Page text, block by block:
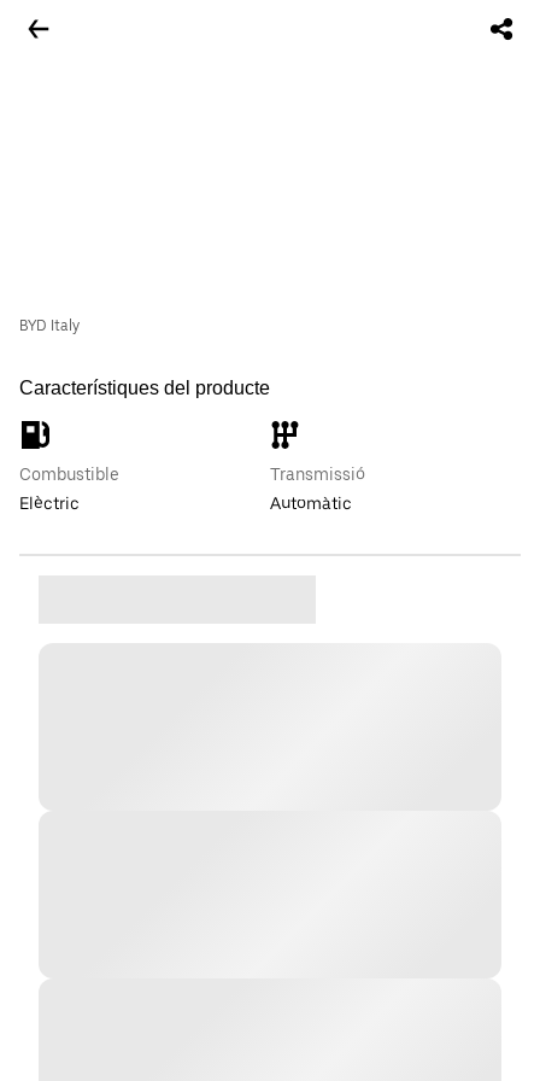
BYD Italy
Característiques del producte
Combustible
Elèctric
Transmissió
Automàtic